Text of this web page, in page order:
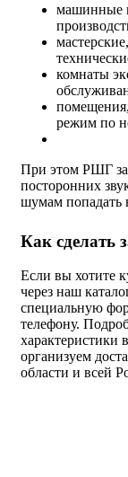
машинные
комнаты
режим по
При этом РШГ
посторонних
шумам попадать
Как сделать
Если вы хотите
через наш
специальную
телефону.
характеристики
организуем
области и всей